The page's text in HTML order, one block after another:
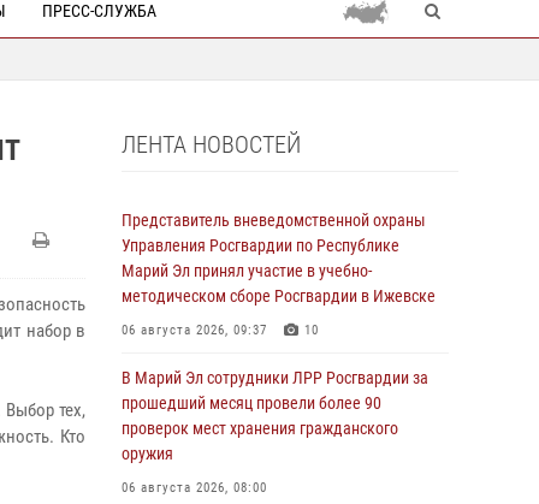
ПРЕСС-СЛУЖБА
набор в
тех,
Кто
ЛЕНТА НОВОСТЕЙ
Представитель вневедомственной охраны
Управления Росгвардии по Республике
Марий Эл принял участие в учебно-
методическом сборе Росгвардии в Ижевске
06 августа 2026, 09:37 10
В Марий Эл сотрудники ЛРР Росгвардии за
прошедший месяц провели более 90
проверок мест хранения гражданского
оружия
06 августа 2026, 08:00